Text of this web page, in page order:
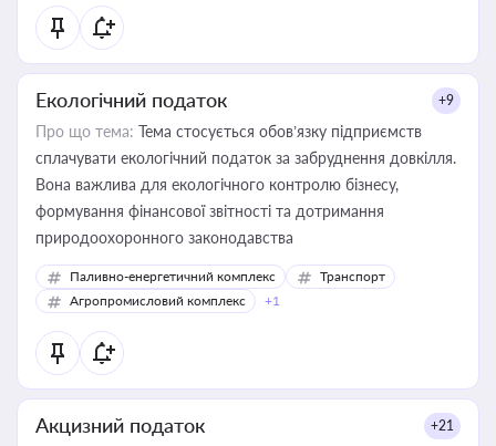
Екологічний податок +9
Про що тема: Тема стосується обов’язку підприємств
сплачувати екологічний податок за забруднення довкілля.
Вона важлива для екологічного контролю бізнесу,
формування фінансової звітності та дотримання
природоохоронного законодавства
Паливно-енергетичний комплекс
Транспорт
Агропромисловий комплекс
+1
Акцизний податок +21